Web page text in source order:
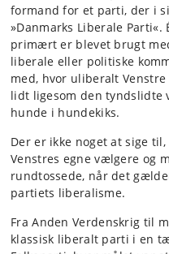
formand for et parti, der i
»Danmarks Liberale
primært er blevet brugt
liberale eller politiske
med, hvor uliberalt
lidt ligesom den tyndslidte
hunde i hundekiks.
Der er ikke noget at sige
Venstres egne vælgere og
rundtossede, når det
partiets liberalisme.
Fra Anden Verdenskrig til
klassisk liberalt parti i en